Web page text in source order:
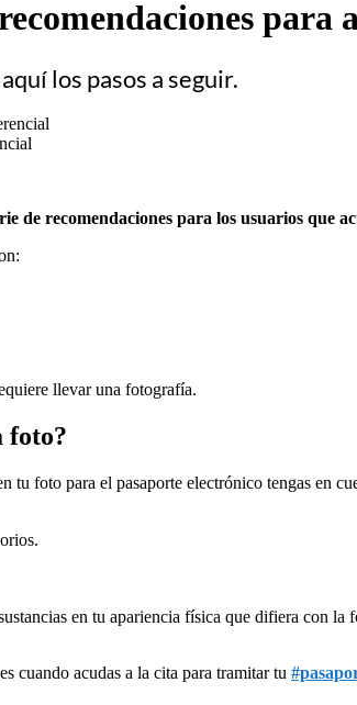
los pasos a seguir.
de recomendaciones para los usuarios que
llevar una fotografía.
foto?
foto para el pasaporte electrónico tengas en
en tu apariencia física que difiera con la
cuando acudas a la cita para tramitar tu